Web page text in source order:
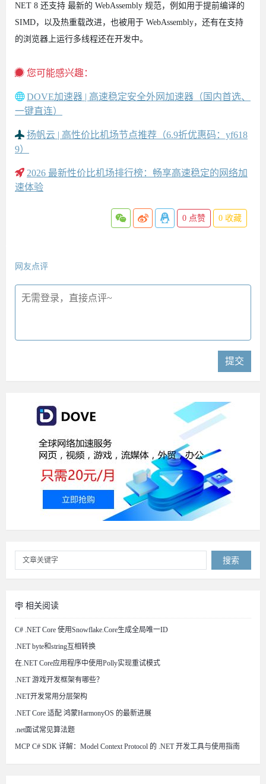
NET 8 还支持 最新的 WebAssembly 规范，例如用于提前编译的
SIMD，以及热重载改进，也被用于 WebAssembly，还有在支持
的浏览器上运行多线程还在开发中。
您可能感兴趣：
DOVE加速器 | 高速稳定安全外网加速器（国内首选、
一键直连）
扬帆云 | 高性价比机场节点推荐（6.9折优惠码：yf618
9）
2026 最新性价比机场排行榜：畅享高速稳定的网络加
速体验
0 点赞 0 收藏
网友点评
提交
搜索
相关阅读
C# .NET Core 使用Snowflake.Core生成全局唯一ID
.NET byte和string互相转换
在.NET Core应用程序中使用Polly实现重试模式
.NET 游戏开发框架有哪些？
.NET开发常用分层架构
.NET Core 适配 鸿蒙HarmonyOS 的最新进展
.net面试常见算法题
MCP C# SDK 详解：Model Context Protocol 的 .NET 开发工具与使用指南